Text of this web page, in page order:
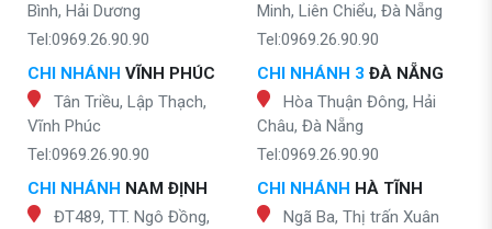
Bình, Hải Dương
Tel:0969.26.90.90
CHI NHÁNH VĨNH PHÚC
Tân Triều, Lập Thạch,
Vĩnh Phúc
Tel:0969.26.90.90
CHI NHÁNH NAM ĐỊNH
ĐT489, TT. Ngô Đồng,
Minh, Liên Chiểu, Đà Nẵng
Tel:0969.26.90.90
CHI NHÁNH 3 ĐÀ NẴNG
Hòa Thuận Đông, Hải
Châu, Đà Nẵng
Tel:0969.26.90.90
CHI NHÁNH HÀ TĨNH
Ngã Ba, Thị trấn Xuân